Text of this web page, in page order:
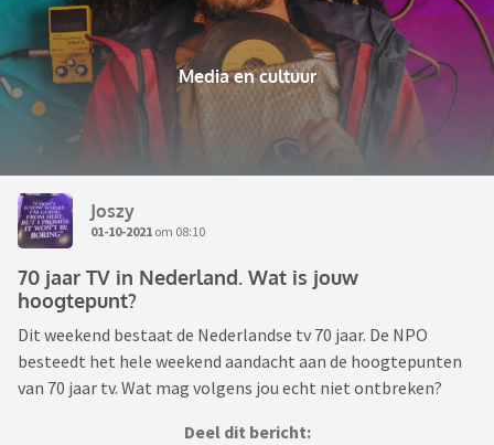
Media en cultuur
Joszy
01-10-2021 om 08:10
70 jaar TV in Nederland. Wat is jouw
hoogtepunt?
Dit weekend bestaat de Nederlandse tv 70 jaar. De NPO
besteedt het hele weekend aandacht aan de hoogtepunten
van 70 jaar tv. Wat mag volgens jou echt niet ontbreken?
Deel dit bericht: